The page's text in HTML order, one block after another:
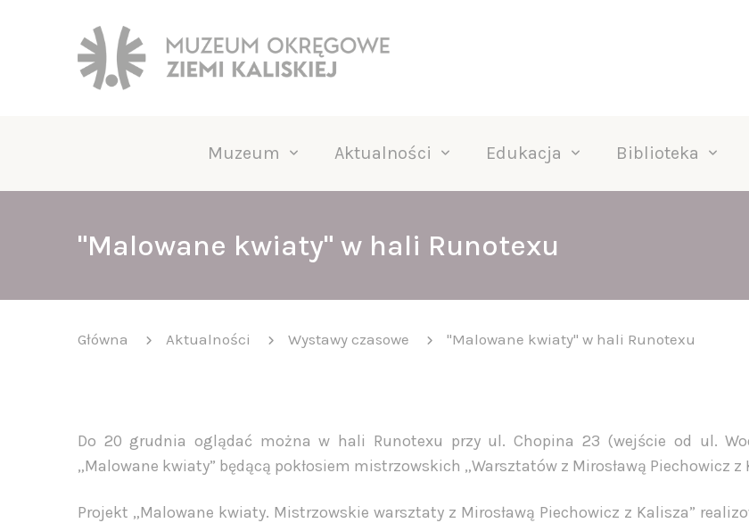
Muzeum Aktualności Edukacja Biblioteka
"Malowane kwiaty" w hali Runotexu
Główna Aktualności Wystawy czasowe "Malowane kwiaty" w hali Runotexu
Do 20 grudnia oglądać można w hali Runotexu przy ul. Chopina 23 (wejście od ul.
„Malowane kwiaty” będącą pokłosiem mistrzowskich „Warsztatów z Mirosławą Piechowicz z
Projekt „Malowane kwiaty. Mistrzowskie warsztaty z Mirosławą Piechowicz z Kalisza”